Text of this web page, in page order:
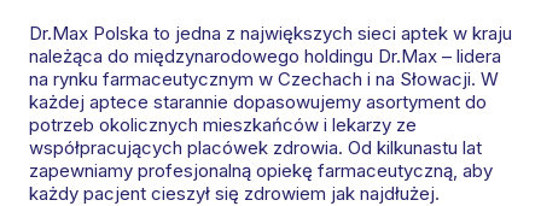
Dr.Max Polska to jedna z największych sieci aptek w kraju
należąca do międzynarodowego holdingu Dr.Max – lidera
na rynku farmaceutycznym w Czechach i na Słowacji. W
każdej aptece starannie dopasowujemy asortyment do
potrzeb okolicznych mieszkańców i lekarzy ze
współpracujących placówek zdrowia. Od kilkunastu lat
zapewniamy profesjonalną opiekę farmaceutyczną, aby
każdy pacjent cieszył się zdrowiem jak najdłużej.